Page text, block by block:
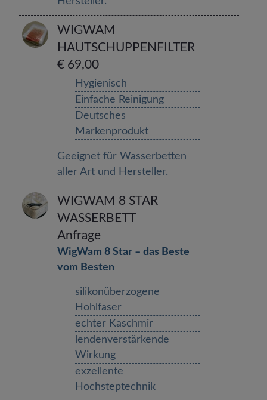
WIGWAM
HAUTSCHUPPENFILTER
€ 69,00
Hygienisch
Einfache Reinigung
Deutsches
Markenprodukt
Geeignet für Wasserbetten
aller Art und Hersteller.
WIGWAM 8 STAR
WASSERBETT
Anfrage
WigWam 8 Star – das Beste
vom Besten
silikonüberzogene
Hohlfaser
echter Kaschmir
lendenverstärkende
Wirkung
exzellente
Hochsteptechnik